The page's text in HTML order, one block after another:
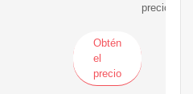
precio
Obtén
el
precio